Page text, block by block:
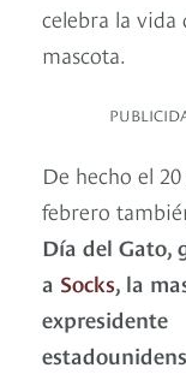
celebra la vida
mascota.
De hecho el
febrero
Día del Gato,
a Socks, la
expresidente